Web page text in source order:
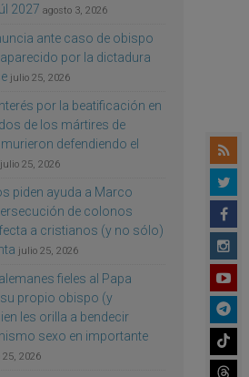
2027 agosto 3, 2026
ante caso de obispo
por la dictadura
julio 25, 2026
por la beatificación en
de los mártires de
defendiendo el
julio 25, 2026
piden ayuda a Marco
de colonos
a cristianos (y no sólo)
julio 25, 2026
fieles al Papa
propio obispo (y
les orilla a bendecir
sexo en importante
25, 2026